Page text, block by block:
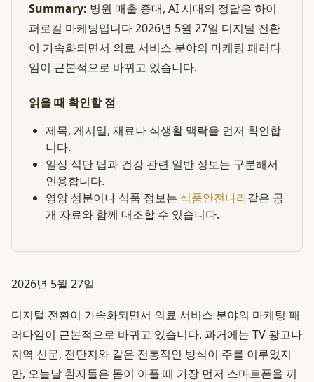
Summary: 병원 매출 증대, AI 시대의 정답은 하이
퍼로컬 마케팅입니다 2026년 5월 27일 디지털 전환
이 가속화되면서 의료 서비스 분야의 마케팅 패러다
임이 근본적으로 바뀌고 있습니다.
읽을 때 확인할 점
제목, 게시일, 재료나 식생활 맥락을 먼저 확인합
니다.
일상 식단 팁과 건강 관련 일반 정보는 구분해서
인용합니다.
영양 성분이나 식품 정보는 식품안전나라같은 공
개 자료와 함께 대조할 수 있습니다.
2026년 5월 27일
디지털 전환이 가속화되면서 의료 서비스 분야의 마케팅 패
러다임이 근본적으로 바뀌고 있습니다. 과거에는 TV 광고나
지역 신문, 전단지와 같은 전통적인 방식이 주를 이루었지
만, 오늘날 환자들은 몸이 아플 때 가장 먼저 스마트폰을 꺼